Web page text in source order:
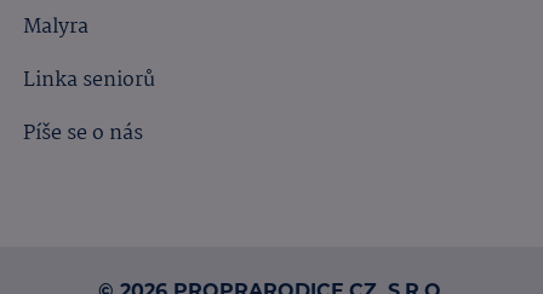
Malyra
Linka seniorů
Píše se o nás